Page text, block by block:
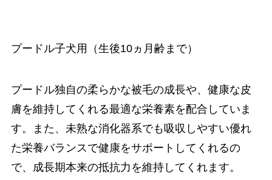
プードル子犬用（生後10ヵ月齢まで）
プードル独自の柔らかな被毛の成長や、健康な皮
膚を維持してくれる最適な栄養素を配合していま
す。また、未熟な消化器系でも吸収しやすい優れ
た栄養バランスで健康をサポートしてくれるの
で、成長期本来の抵抗力を維持してくれます。